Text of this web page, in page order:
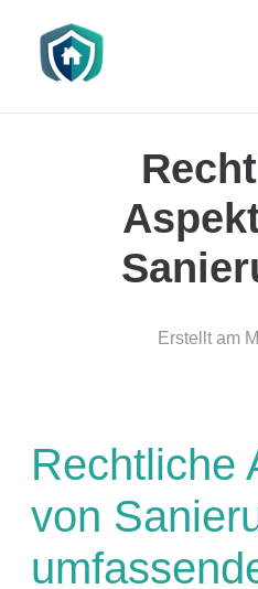
Erstellt am
Rechtliche
von